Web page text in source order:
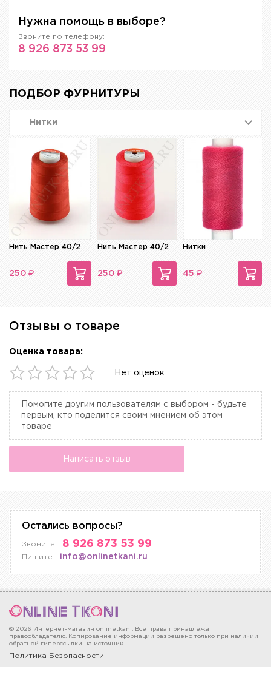
Нужна помощь в выборе?
Звоните по телефону:
8 926 873 53 99
ПОДБОР ФУРНИТУРЫ
Нитки
Нить Мастер 40/2
250 ₽
Нить Мастер 40/2
250 ₽
Нитки
45 ₽
Отзывы о товаре
Оценка товара:
Нет оценок
Помогите другим пользователям с выбором - будьте
первым, кто поделится своим мнением об этом
товаре
Написать отзыв
Остались вопросы?
Звоните: 8 926 873 53 99
Пишите: info@onlinetkani.ru
© 2026 Интернет-магазин onlinetkani. Все права принадлежат
правообладателю. Копирование информации разрешено только при наличии
обратной гиперссылки на источник.
Политика Безопасности